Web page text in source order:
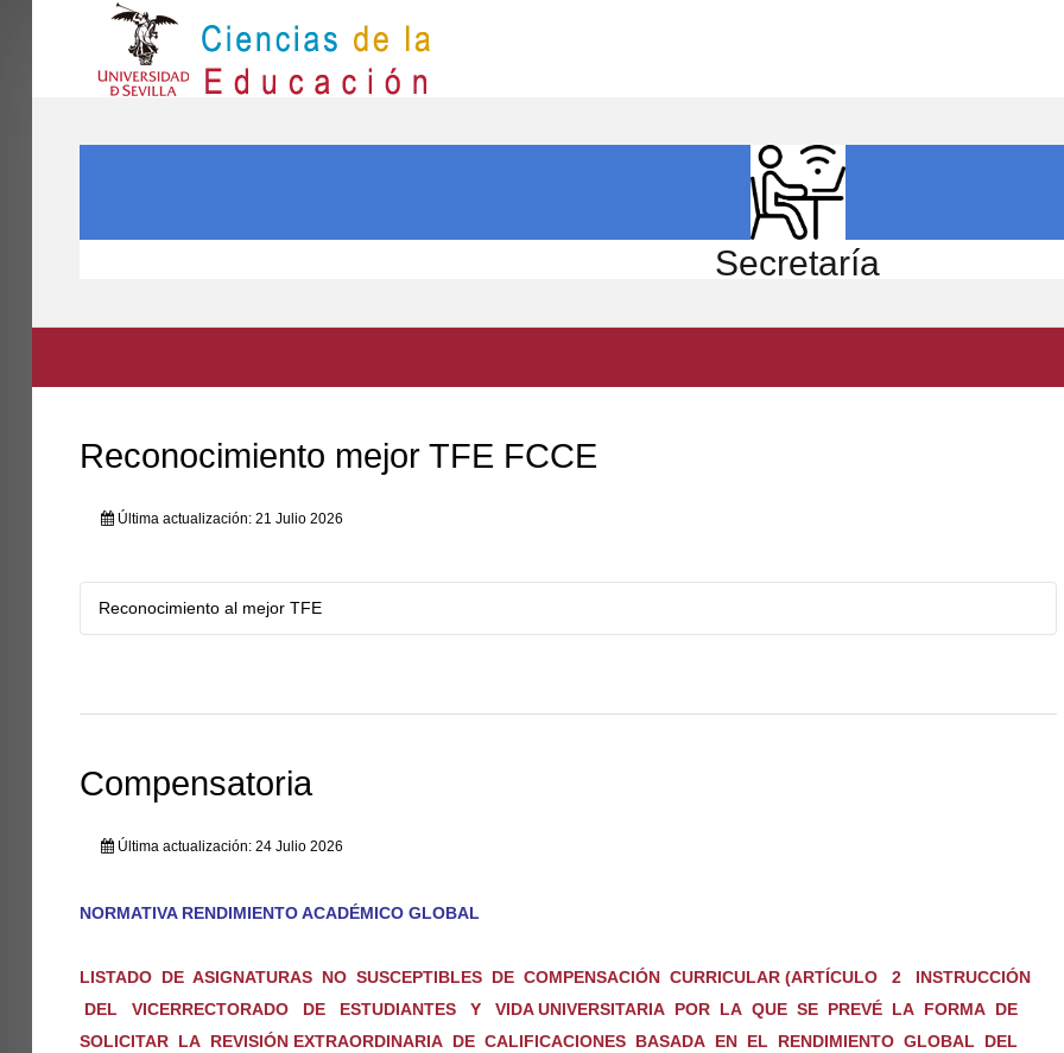
PARTICIPA
Secretaría
Reconocimiento mejor TFE FCCE
Última actualización: 21 Julio 2026
Reconocimiento al mejor TFE
Compensatoria
Última actualización: 24 Julio 2026
NORMATIVA RENDIMIENTO ACADÉMICO GLOBAL
LISTADO DE ASIGNATURAS NO SUSCEPTIBLES DE COMPENSACIÓN CURRICULAR (ARTÍCULO 2 INSTRUCCIÓN
DEL VICERRECTORADO DE ESTUDIANTES Y VIDA UNIVERSITARIA POR LA QUE SE PREVÉ LA FORMA DE
SOLICITAR LA REVISIÓN EXTRAORDINARIA DE CALIFICACIONES BASADA EN EL RENDIMIENTO GLOBAL DEL